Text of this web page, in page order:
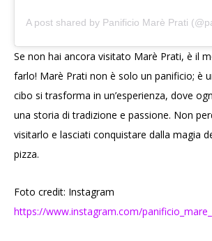
Se non hai ancora visitato Marè Prati, è il
farlo! Marè Prati non è solo un panificio; è
cibo si trasforma in un’esperienza, dove
una storia di tradizione e passione. Non
visitarlo e lasciati conquistare dalla magia
pizza.
Foto credit: Instagram
https://www.instagram.com/